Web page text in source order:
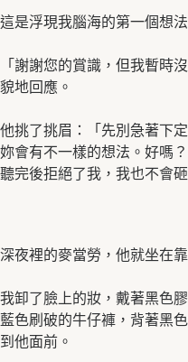
這是浮現我腦海的第一個想法
「謝謝您的賞識，但我暫時
貌地回應。
他挑了挑眉：「先別急著下
妳會有不一樣的想法。好嗎
聽完後拒絕了我，我也不會砸
深夜裡的麥當勞，他就坐在
我卸了臉上的妝，戴著黑色
藍色刷破的牛仔褲，背著黑
到他面前。